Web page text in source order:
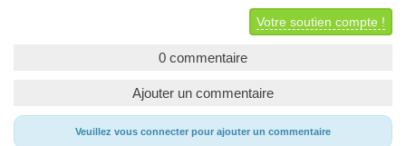
Votre soutien compte !
0 commentaire
Ajouter un commentaire
Veuillez vous connecter pour ajouter un commentaire